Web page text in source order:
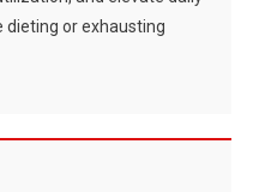
or exhausting